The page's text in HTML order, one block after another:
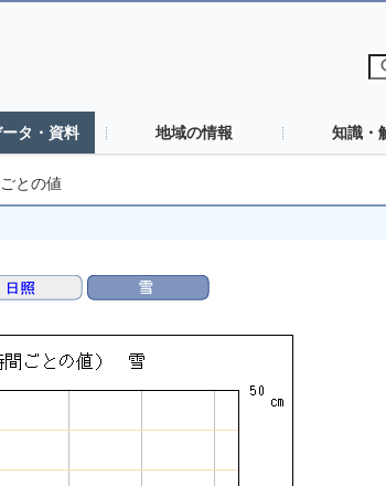
タ・資料 地域の情報 知識・
との値